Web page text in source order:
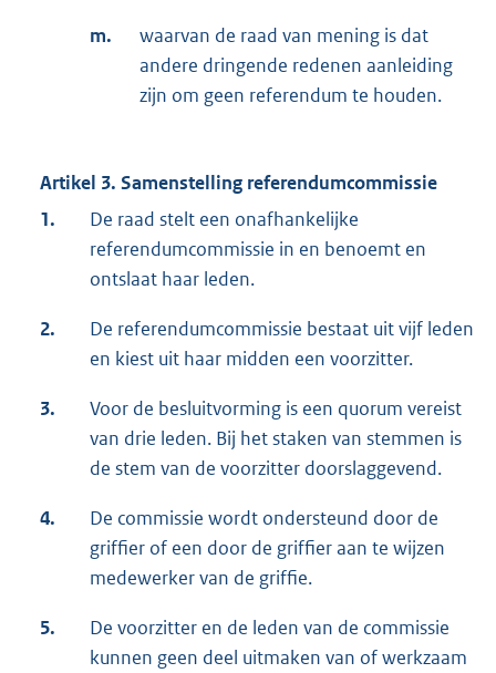
m.
waarvan de raad van mening is dat
andere dringende redenen aanleiding
zijn om geen referendum te houden.
Artikel 3. Samenstelling referendumcommissie
1.
De raad stelt een onafhankelijke
referendumcommissie in en benoemt en
ontslaat haar leden.
2.
De referendumcommissie bestaat uit vijf leden
en kiest uit haar midden een voorzitter.
3.
Voor de besluitvorming is een quorum vereist
van drie leden. Bij het staken van stemmen is
de stem van de voorzitter doorslaggevend.
4.
De commissie wordt ondersteund door de
griffier of een door de griffier aan te wijzen
medewerker van de griffie.
5.
De voorzitter en de leden van de commissie
kunnen geen deel uitmaken van of werkzaam